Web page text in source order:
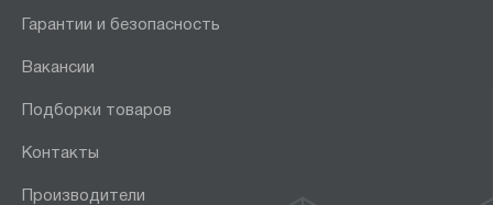
Гарантии и безопасность
Вакансии
Подборки товаров
Контакты
Производители